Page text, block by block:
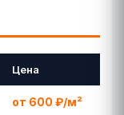
Цена
от 600 ₽/м²